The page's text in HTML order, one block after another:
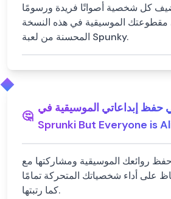
كل شخصية أصواتًا فريدة ورسومًا
مقطوعتك الموسيقية في هذه النسخة
المحسنة من لعبة Spunky.
🤔
حفظ إبداعاتي الموسيقية في
روائعك الموسيقية ومشاركتها مع
على أداء شخصياتك المتحركة تمامًا
كما رتبتها.